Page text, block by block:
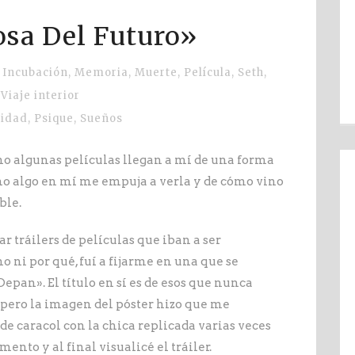
Del Futuro»
Incubación, Memoria, Muerte, Película, Seth,
Viaje interior
, Psique, Sueños
algunas películas llegan a mí de una forma
algo en mí me empuja a verla y de cómo vino
tráilers de películas que iban a ser
ni por qué, fuí a fijarme en una que se
El título en sí es de esos que nunca
la imagen del póster hizo que me
caracol con la chica replicada varias veces
y al final visualicé el tráiler.